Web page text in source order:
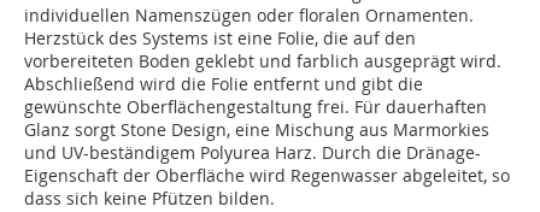
individuellen Namenszügen oder floralen Ornamenten.
Herzstück des Systems ist eine Folie, die auf den
vorbereiteten Boden geklebt und farblich ausgeprägt wird.
Abschließend wird die Folie entfernt und gibt die
gewünschte Oberflächengestaltung frei. Für dauerhaften
Glanz sorgt Stone Design, eine Mischung aus Marmorkies
und UV-beständigem Polyurea Harz. Durch die Dränage-
Eigenschaft der Oberfläche wird Regenwasser abgeleitet, so
dass sich keine Pfützen bilden.